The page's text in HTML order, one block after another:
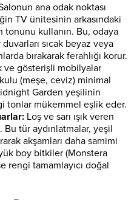
ana odak noktası
TV ünitesinin arkasındaki
tonunu kullanın. Bu, odaya
sıcak beyaz veya
bırakarak ferahlığı korur.
ve gösterişli mobilyalar
(meşe, ceviz) minimal
Garden yeşilinin
tonlar mükemmel eşlik eder.
Loş ve sarı ışık veren
Bu tür aydınlatmalar, yeşil
akşamları daha samimi
boy bitkiler (Monstera
rengi tamamlayıcı doğal